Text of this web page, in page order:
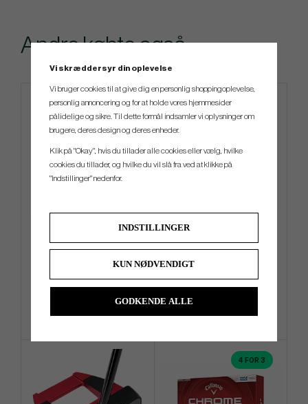
Andre købte også
Mizuno Tour Vent Cap
kr.279
Titleist Practice Ball bag -
4 FOR 3
Vi skræddersyr din oplevelse
Vi bruger cookies til at give dig en personlig shoppingoplevelse,
personlig annoncering og for at holde vores hjemmesider
pålidelige og sikre. Til dette formål indsamler vi oplysninger om
brugere, deres design og deres enheder.
Klik på "Okay", hvis du tillader alle cookies eller vælg, hvilke
cookies du tillader, og hvilke du vil slå fra ved at klikke på
"Indstillinger" nedenfor.
INDSTILLINGER
KUN NØDVENDIGT
GODKENDE ALLE